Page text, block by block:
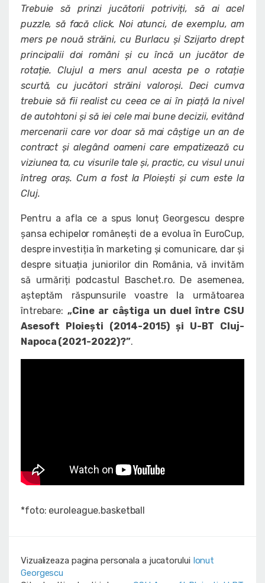
Trebuie să prinzi jucătorii potriviți, să ai acel
puzzle, să facă click. Noi atunci, de exemplu, am
mers pe nouă străini, cu Burlacu și Szijarto drept
principalii doi români și cu încă un jucător de
rotație. Clujul a mers anul acesta pe o rotație
scurtă, cu jucători străini valoroși. Deci cumva
trebuie să fii realist cu ceea ce ai în piață la nivel
de autohtoni și să iei cele mai bune decizii, evitând
mercenarii care vor doar să mai câștige un an de
contract și alegând oameni care empatizează cu
viziunea ta, cu visurile tale și, practic, cu visul unui
întreg oraș. Cum a fost la Ploiești și cum este la
Cluj.
Pentru a afla ce a spus Ionuț Georgescu despre
șansa echipelor românești de a evolua în EuroCup,
despre investiția în marketing și comunicare, dar și
despre situația juniorilor din România, vă invităm
să urmăriți podcastul Baschet.ro. De asemenea,
așteptăm răspunsurile voastre la următoarea
întrebare:„Cine ar câștiga un duel între CSU
Asesoft Ploiești (2014-2015) și U-BT Cluj-
Napoca (2021-2022)?”.
*foto: euroleague.basketball
Vizualizeaza pagina personala a jucatorului Ionut
Georgescu